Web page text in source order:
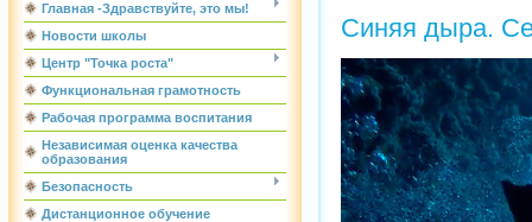
Главная -Здравствуйте, это мы!
Новости школы
Центр "Точка роста"
Функциональная грамотность
Рабочая программа воспитания
Независимая оценка качества
образования
Безопасность
Дистанционное обучение
Синяя дыра.